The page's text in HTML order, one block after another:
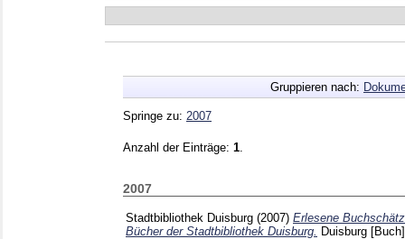
Gruppieren nach:
Springe zu: 2007
Anzahl der Einträge: 1
2007
Stadtbibliothek Duisburg (2007) Erlesene
Bücher der Stadtbibliothek Duisburg.
Duisburg [Buch]